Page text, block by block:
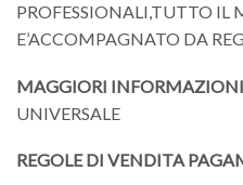
PROFESSIONALI,TUTTO IL
E’ACCOMPAGNATO DA
MAGGIORI INFORMAZIONI
UNIVERSALE
REGOLE DI VENDITA